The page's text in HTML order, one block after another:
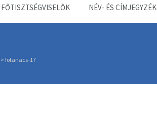
FŐTISZTSÉGVISELŐK NÉV- ÉS CÍMJEGYZÉK
> fotanacs-17